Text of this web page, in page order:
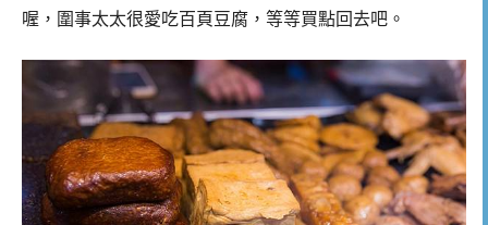
喔，圍事太太很愛吃百頁豆腐，等等買點回去吧。